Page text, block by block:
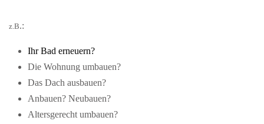
z.B.:
Ihr Bad erneuern?
Die Wohnung umbauen?
Das Dach ausbauen?
Anbauen? Neubauen?
Altersgerecht umbauen?